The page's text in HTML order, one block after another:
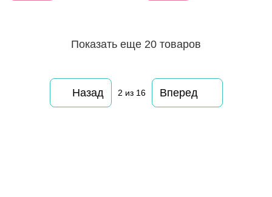
Показать еще 20 товаров
Назад 2 из 16 Вперед